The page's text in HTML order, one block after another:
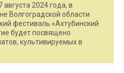
2024 года, в
Волгоградской области
фестиваль «Ахтубинский
будет посвящено
культивируемых в